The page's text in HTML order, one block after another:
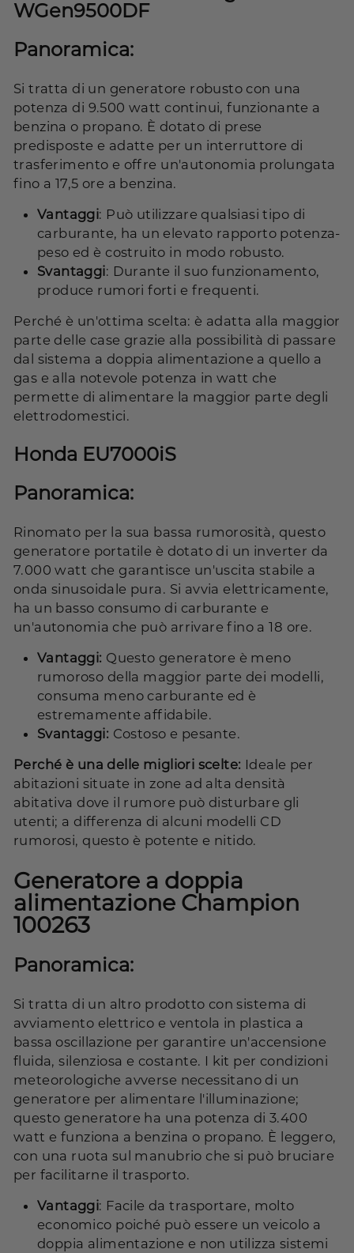
WGen9500DF
Panoramica:
Si tratta di un generatore robusto con una
potenza di 9.500 watt continui, funzionante a
benzina o propano. È dotato di prese
predisposte e adatte per un interruttore di
trasferimento e offre un'autonomia prolungata
fino a 17,5 ore a benzina.
Vantaggi: Può utilizzare qualsiasi tipo di
carburante, ha un elevato rapporto potenza-
peso ed è costruito in modo robusto.
Svantaggi: Durante il suo funzionamento,
produce rumori forti e frequenti.
Perché è un'ottima scelta: è adatta alla maggior
parte delle case grazie alla possibilità di passare
dal sistema a doppia alimentazione a quello a
gas e alla notevole potenza in watt che
permette di alimentare la maggior parte degli
elettrodomestici.
Honda EU7000iS
Panoramica:
Rinomato per la sua bassa rumorosità, questo
generatore portatile è dotato di un inverter da
7.000 watt che garantisce un'uscita stabile a
onda sinusoidale pura. Si avvia elettricamente,
ha un basso consumo di carburante e
un'autonomia che può arrivare fino a 18 ore.
Vantaggi: Questo generatore è meno
rumoroso della maggior parte dei modelli,
consuma meno carburante ed è
estremamente affidabile.
Svantaggi: Costoso e pesante.
Perché è una delle migliori scelte: Ideale per
abitazioni situate in zone ad alta densità
abitativa dove il rumore può disturbare gli
utenti; a differenza di alcuni modelli CD
rumorosi, questo è potente e nitido.
Generatore a doppia
alimentazione Champion
100263
Panoramica:
Si tratta di un altro prodotto con sistema di
avviamento elettrico e ventola in plastica a
bassa oscillazione per garantire un'accensione
fluida, silenziosa e costante. I kit per condizioni
meteorologiche avverse necessitano di un
generatore per alimentare l'illuminazione;
questo generatore ha una potenza di 3.400
watt e funziona a benzina o propano. È leggero,
con una ruota sul manubrio che si può bruciare
per facilitarne il trasporto.
Vantaggi: Facile da trasportare, molto
economico poiché può essere un veicolo a
doppia alimentazione e non utilizza sistemi